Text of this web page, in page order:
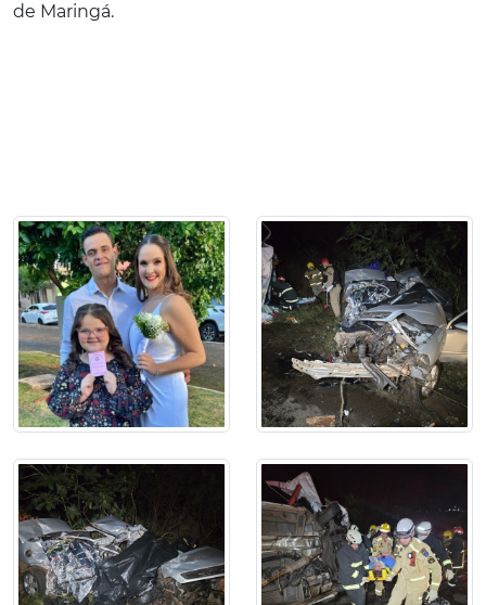
de Maringá.